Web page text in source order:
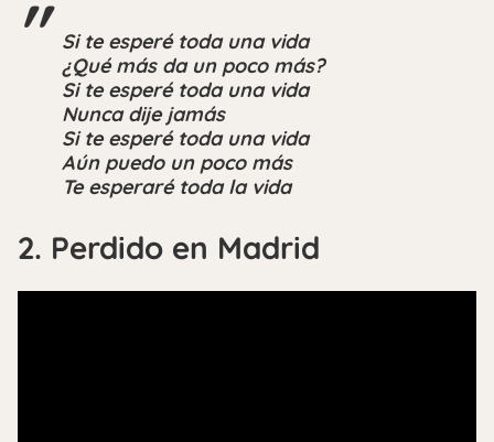
Si te esperé toda una vida
¿Qué más da un poco más?
Si te esperé toda una vida
Nunca dije jamás
Si te esperé toda una vida
Aún puedo un poco más
Te esperaré toda la vida
2. Perdido en Madrid